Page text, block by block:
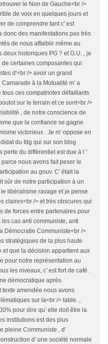
le Non de Gauche<br />
de voix en quelques jours et
de comprendre tant c' est
donc des manifestations pas très
de nous affaiblir même au
deux historiques PG ? et G.U. , je
certaines composantes qui
d'<br /> avoir un grand
à la Mutualité m' a
ces compatriotes défaillants
sur le terrain et ce sont<br />
, de notre conscience de
que la confiance se gagne
victorieux . Je m' oppose en
du fdg qui sur son blog
perte du différentiel est due à l '
nous avons fait peser le
au gouv. C' était la
sûr de notre participation à un
libéralisme ravage et je pense
claires<br /> et très obscures qui
de forces entre partenaires pour
cas anti communiste, anti
Démocratie Communiste<br />
stratégiques de la plus haute
et que la décision appartient aux
pour notre représentation au
les niveaux, c' est fort de café .
démocratique après
amendée nous avons
sur la<br /> table. ,
pour dire qu' elle doit être la
institutions est des plus
pleine Communiste , d'
d' une société normale